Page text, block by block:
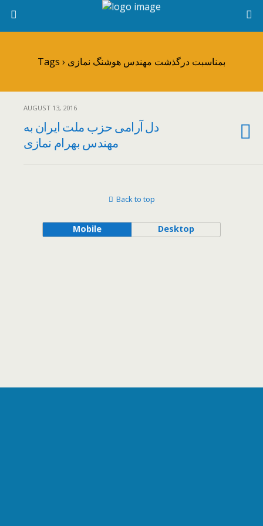
Tags › بمناسبت درگذشت مهندس هوشنگ نمازی
AUGUST 13, 2016
دل آرامی حزب ملت ایران به
مهندس بهرام نمازی
Back to top
Mobile Desktop